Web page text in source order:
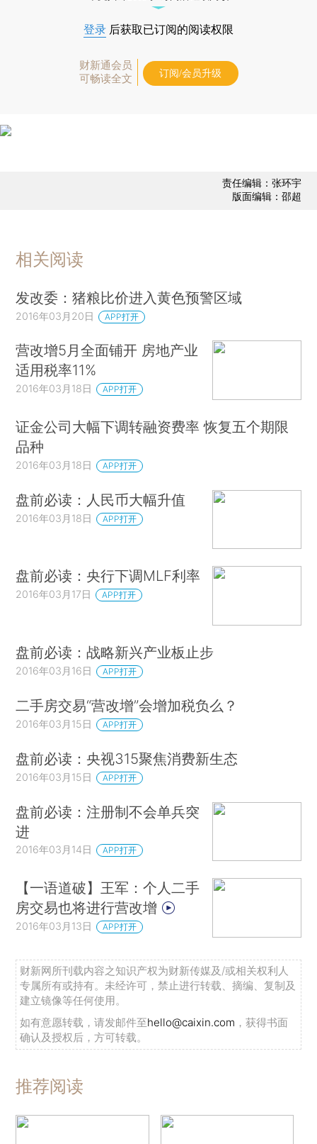
登录 后获取已订阅的阅读权限
财新通会员
可畅读全文
订阅/会员升级
责任编辑：张环宇
版面编辑：邵超
相关阅读
发改委：猪粮比价进入黄色预警区域
2016年03月20日 APP打开
营改增5月全面铺开 房地产业
适用税率11%
2016年03月18日 APP打开
证金公司大幅下调转融资费率 恢复五个期限
品种
2016年03月18日 APP打开
盘前必读：人民币大幅升值
2016年03月18日 APP打开
盘前必读：央行下调MLF利率
2016年03月17日 APP打开
盘前必读：战略新兴产业板止步
2016年03月16日 APP打开
二手房交易“营改增”会增加税负么？
2016年03月15日 APP打开
盘前必读：央视315聚焦消费新生态
2016年03月15日 APP打开
盘前必读：注册制不会单兵突
进
2016年03月14日 APP打开
【一语道破】王军：个人二手
房交易也将进行营改增
2016年03月13日 APP打开
财新网所刊载内容之知识产权为财新传媒及/或相关权利人
专属所有或持有。未经许可，禁止进行转载、摘编、复制及
建立镜像等任何使用。
如有意愿转载，请发邮件至hello@caixin.com ，获得书面
确认及授权后，方可转载。
推荐阅读